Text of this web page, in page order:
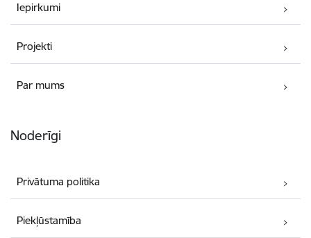
Iepirkumi
Projekti
Par mums
Noderīgi
Privātuma politika
Piekļūstamība